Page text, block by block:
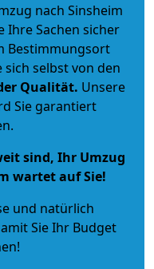
nach Sinsheim
Ihre Sachen sicher
Bestimmungsort
selbst von den
Qualität. Unsere
Sie garantiert
sind, Ihr Umzug
wartet auf Sie!
und natürlich
Sie Ihr Budget